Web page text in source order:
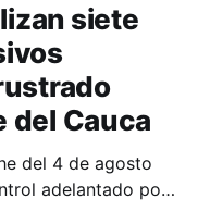
siete
del Cauca
del 4 de agosto
adelantado por